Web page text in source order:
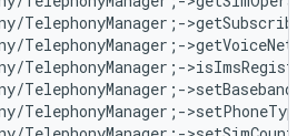
TelephonyManager;-
TelephonyManager;-
TelephonyManager;-
TelephonyManager;-
TelephonyManager;-